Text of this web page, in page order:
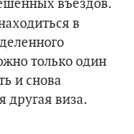
въездов.
в
только один
и снова
другая виза.